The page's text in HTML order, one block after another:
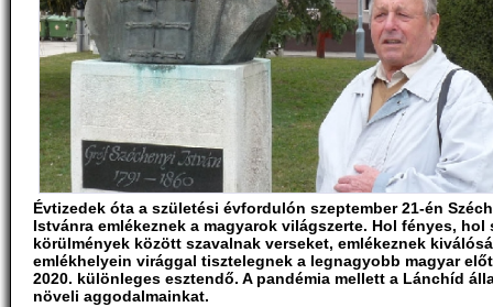
Évtizedek óta a születési évfordulón szeptember 21-én
Istvánra emlékeznek a magyarok világszerte. Hol fényes, hol
körülmények között szavalnak verseket, emlékeznek
emlékhelyein virággal tisztelegnek a legnagyobb magyar
2020. különleges esztendő. A pandémia mellett a Lánchíd
növeli aggodalmainkat.